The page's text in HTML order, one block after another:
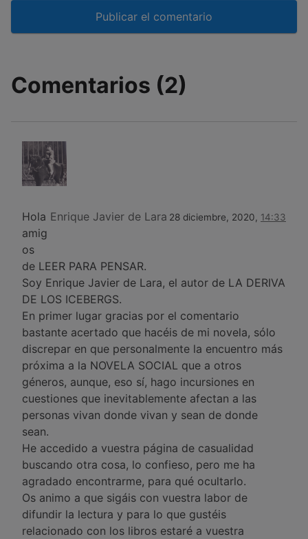
Comentarios (2)
Enrique Javier de Lara 28 diciembre, 2020, 14:33
Hola
amig
os
de LEER PARA PENSAR.
Soy Enrique Javier de Lara, el autor de LA DERIVA
DE LOS ICEBERGS.
En primer lugar gracias por el comentario
bastante acertado que hacéis de mi novela, sólo
discrepar en que personalmente la encuentro más
próxima a la NOVELA SOCIAL que a otros
géneros, aunque, eso sí, hago incursiones en
cuestiones que inevitablemente afectan a las
personas vivan donde vivan y sean de donde
sean.
He accedido a vuestra página de casualidad
buscando otra cosa, lo confieso, pero me ha
agradado encontrarme, para qué ocultarlo.
Os animo a que sigáis con vuestra labor de
difundir la lectura y para lo que gustéis
relacionado con los libros estaré a vuestra